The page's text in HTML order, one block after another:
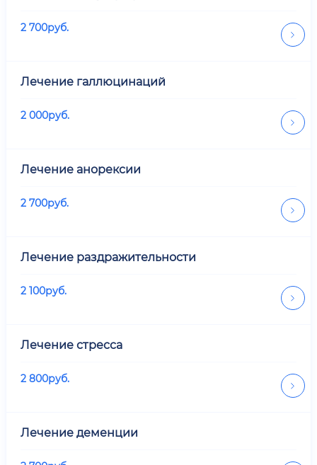
2 700руб.
Лечение галлюцинаций
2 000руб.
Лечение анорексии
2 700руб.
Лечение раздражительности
2 100руб.
Лечение стресса
2 800руб.
Лечение деменции